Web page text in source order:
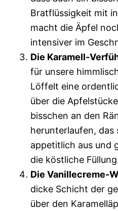
Bratflüssigkeit mit
macht die Äpfel
intensiver im
Die Karamell-
für unsere
Löffelt eine
über die
bisschen an den
herunterlaufen, das
appetitlich aus und
die köstliche
Die Vanillecreme-
dicke Schicht der
über den